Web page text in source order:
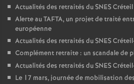
Actualités des retraités duSNESCréteil
Alerte auTAFTA, un projet de traité
européenne
Actualités des retraités duSNES
Complément retraite : un scandale de
Actualités des retraités duSNES
Le 17 mars, journée de mobilisation